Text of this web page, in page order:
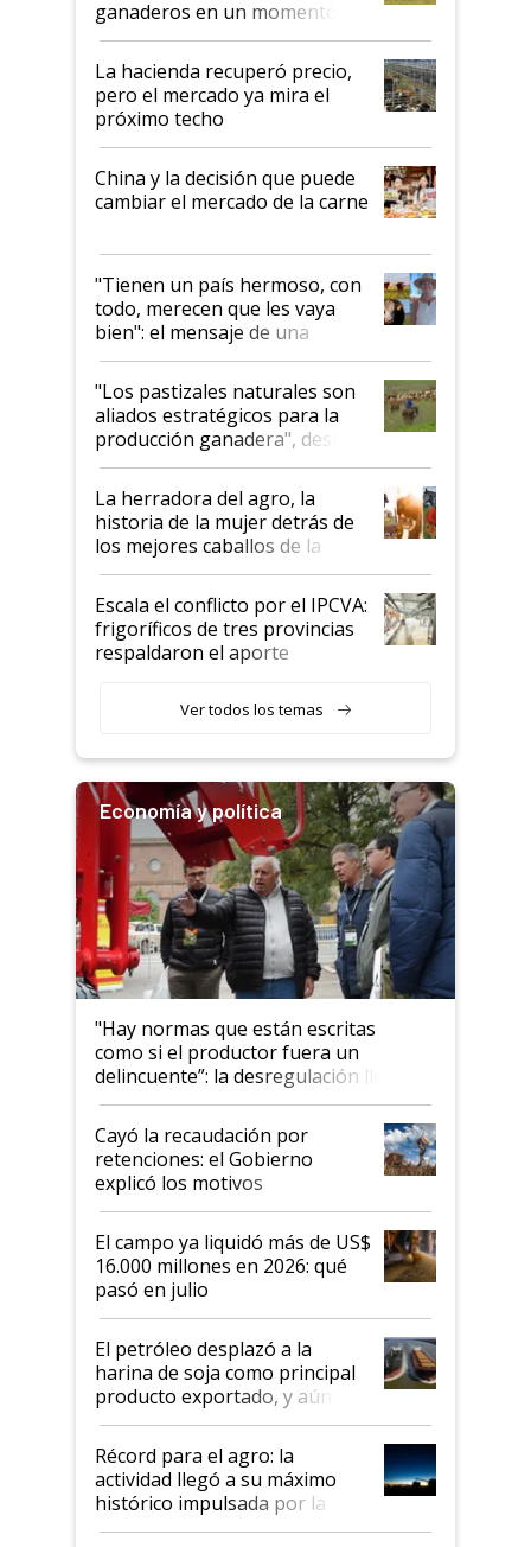
ganaderos en un momento
histórico para la actividad
La hacienda recuperó precio,
pero el mercado ya mira el
próximo techo
China y la decisión que puede
cambiar el mercado de la carne
"Tienen un país hermoso, con
todo, merecen que les vaya
bien": el mensaje de una
ganadera uruguaya sobre las
oportunidades que se abren
para el agro en Argentina, con
foco en la carne
"Los pastizales naturales son
aliados estratégicos para la
producción ganadera", destaca
la iniciativa que ya reúne a 46
establecimientos en Argentina
La herradora del agro, la
historia de la mujer detrás de
los mejores caballos de la
Argentina y los mitos que
todavía hacen sufrir a estos
animales: "Mientras me
descalificaban, yo seguí
haciendo currículum"
Escala el conflicto por el IPCVA:
frigoríficos de tres provincias
respaldaron el aporte
Ver todos los temas
Economía y política
"Hay normas que están escritas
como si el productor fuera un
delincuente”: la desregulación llegó
al Congreso Aapresid y hasta se
habló del financiamiento al IPCVA
Cayó la recaudación por
retenciones: el Gobierno
explicó los motivos
El campo ya liquidó más de US$
16.000 millones en 2026: qué
pasó en julio
El petróleo desplazó a la
harina de soja como principal
producto exportado, y aún así
el agro aportó casi seis de cada
diez dólares y sostuvo el
liderazgo en un semestre
récord
Récord para el agro: la
actividad llegó a su máximo
histórico impulsada por la
cosecha y las exportaciones